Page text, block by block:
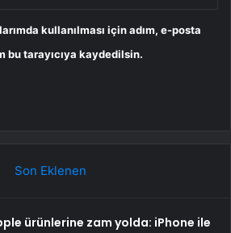
kullanılması için adım, e-posta
bu tarayıcıya kaydedilsin.
Son Eklenen
ürünlerine zam yolda: iPhone ile